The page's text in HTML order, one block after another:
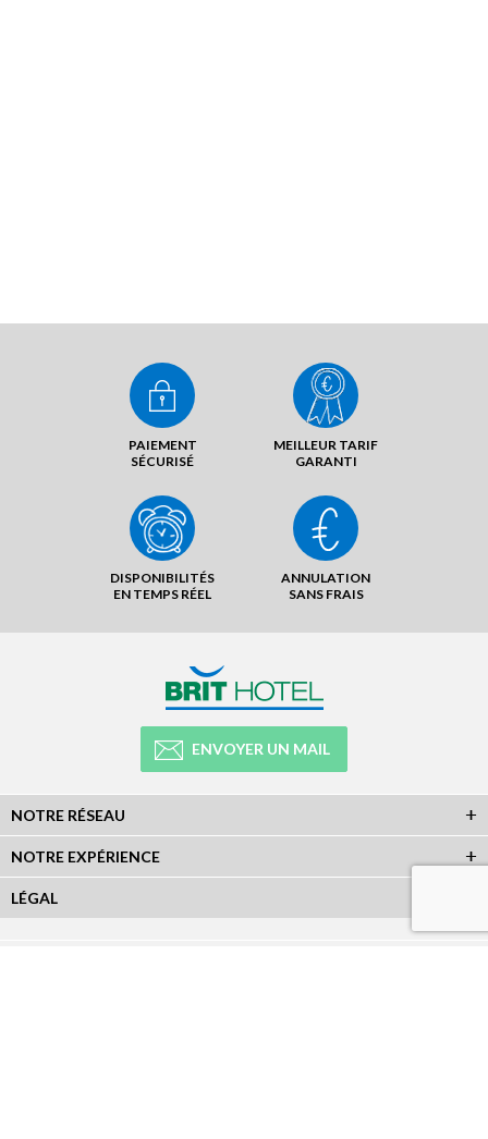
PAIEMENT
SÉCURISÉ
MEILLEUR TARIF
GARANTI
DISPONIBILITÉS
EN TEMPS RÉEL
ANNULATION
SANS FRAIS
ENVOYER UN MAIL
NOTRE RÉSEAU
NOTRE EXPÉRIENCE
LÉGAL